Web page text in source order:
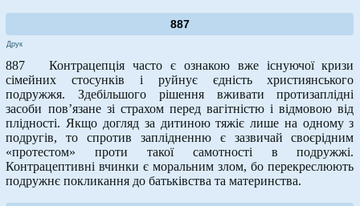
887
Друк
887 Контрацепція часто є ознакою вже існуючої кризи
сімейних стосунків і руйнує єдність християнського
подружжя. Здебільшого рішення вживати протизаплідні
засоби пов’язане зі страхом перед вагітністю і відмовою від
плідності. Якщо догляд за дитиною тяжіє лише на одному з
подругів, то спротив заплідненню є зазвичай своєрідним
«протестом» проти такої самотності в подружжі.
Контрацептивні вчинки є моральним злом, бо перекреслюють
подружнє покликання до батьківства та материнства.